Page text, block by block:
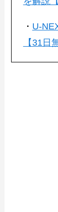
・ U-
【31日